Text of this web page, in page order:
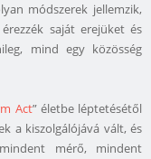
módszerek jellemzik,
saját erejüket és
mind egy közösség
Act” életbe léptetésétől
a kiszolgálójává vált, és
mérő, mindent